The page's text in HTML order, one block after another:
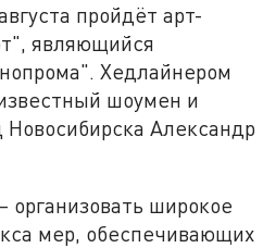
пройдёт арт-
являющийся
Хедлайнером
шоумен и
Александр
широкое
мер, обеспечивающих